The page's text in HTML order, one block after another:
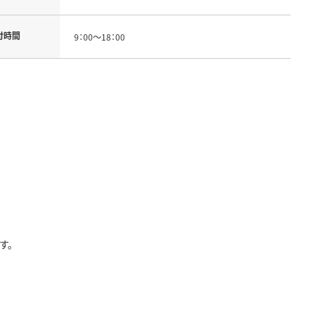
時間 9：00～18：00
。